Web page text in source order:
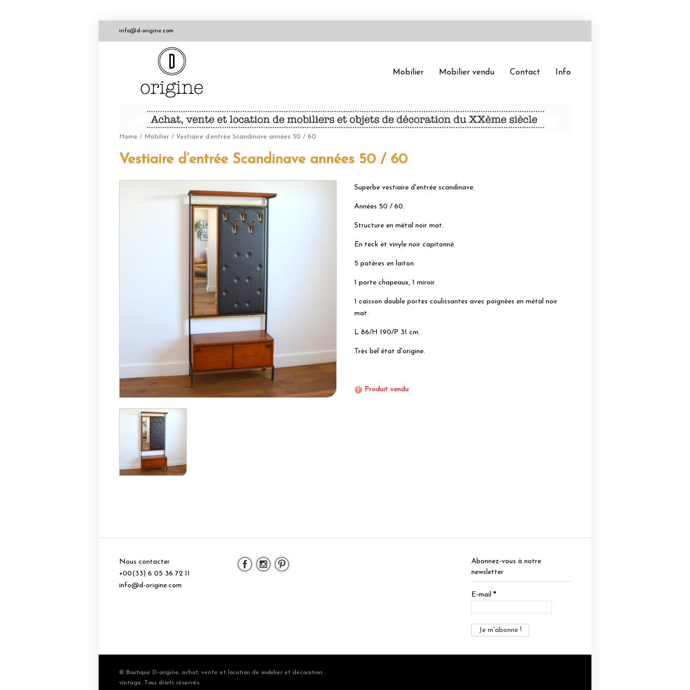
info@d-origine.com
Mobilier Mobilier vendu Contact Info
Home / Mobilier / Vestiaire d’entrée Scandinave années 50 / 60
Vestiaire d’entrée Scandinave années 50 / 60
Superbe vestiaire d'entrée scandinave.
Années 50 / 60.
Structure en métal noir mat.
En teck et vinyle noir capitonné.
5 patères en laiton.
1 porte chapeaux, 1 miroir.
1 caisson double portes coulissantes avec poignées en métal noir
mat.
L 86/H 190/P 31 cm.
Très bel état d'origine.
Produit vendu
Nous contacter
+00(33) 6 05 36 72 11
info@d-origine.com
Abonnez-vous à notre
newsletter
E-mail*
© Boutique D-origine, achat, vente et location de mobilier et décoration
vintage. Tous droits réservés.